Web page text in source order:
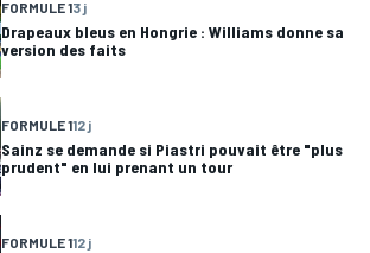
FORMULE 13 j
Drapeaux bleus en Hongrie : Williams donne sa
version des faits
FORMULE 112 j
Sainz se demande si Piastri pouvait être "plus
prudent" en lui prenant un tour
FORMULE 112 j